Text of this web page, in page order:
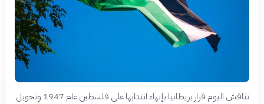
نناقش اليوم قرار بريطانيا بإنهاء انتدابها على فلسطين عام 1947 وتحويل